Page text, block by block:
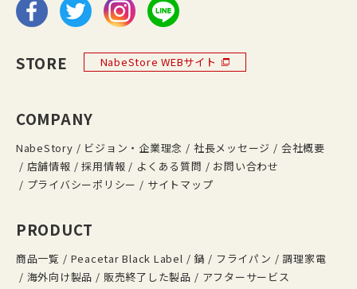
STORE NabeStore WEBサイト
COMPANY
NabeStory ビジョン・企業理念 社長メッセージ
会社概要
店舗情報
採用情報 よくある質問
お問い合わせ
プライバシーポリシー
サイトマップ
PRODUCT
商品一覧 Peacetar Black Label 鍋 フライパン
調理家電
海外向け製品
販売終了した製品
アフターサービス